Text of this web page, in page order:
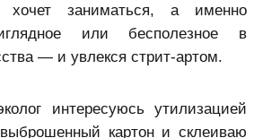
заниматься, а именно
или бесполезное в
— и увлекся стрит-артом.
интересуюсь утилизацией
картон и склеиваю